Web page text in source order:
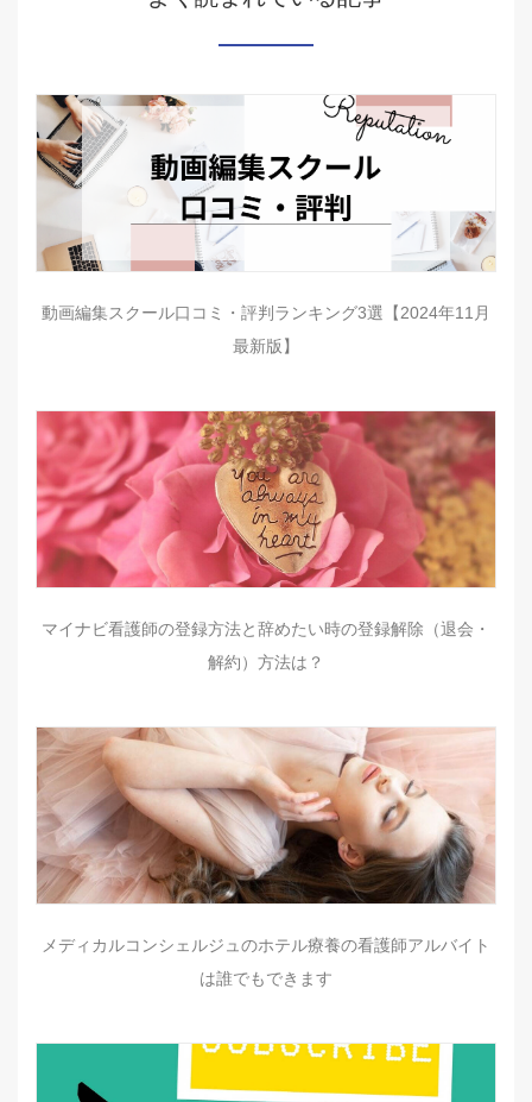
動画編集スクール口コミ・評判ランキング3選【2024年11月
最新版】
マイナビ看護師の登録方法と辞めたい時の登録解除（退会・
解約）方法は？
メディカルコンシェルジュのホテル療養の看護師アルバイト
は誰でもできます